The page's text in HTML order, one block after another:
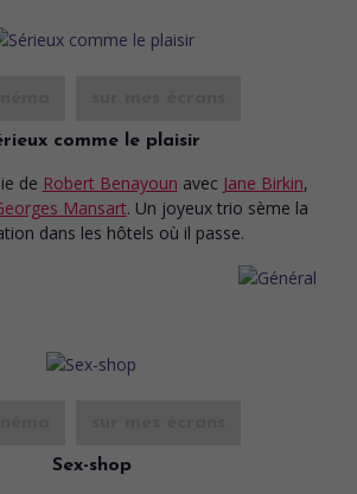
comme le plaisir
de Robert Benayoun avec Jane Birkin,
Mansart. Un joyeux trio sème la
dans les hôtels où il passe.
Sex-shop